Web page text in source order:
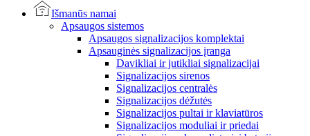
Išmanūs namai
Apsaugos sistemos
Apsaugos signalizacijos komplektai
Apsauginės signalizacijos įranga
Davikliai ir jutikliai signalizacijai
Signalizacijos sirenos
Signalizacijos centralės
Signalizacijos dėžutės
Signalizacijos pultai ir klaviatūros
Signalizacijos moduliai ir priedai